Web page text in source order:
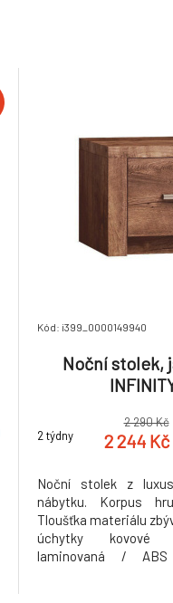
Kód: i399_0000149940
Noční stolek,
2 týdny
2 290 Kč
2 244 Kč
Noční stolek z
nábytku. Korpus
Tloušťka materiálu
úchytky kovové
laminovaná / ABS